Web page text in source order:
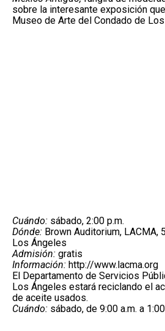
sobre la interesante exposición
Museo de Arte del Condado de
Cuándo: sábado, 2:00 p.m.
Dónde: Brown Auditorium, LACMA,
Los Ángeles
Admisión: gratis
Información: http://www.lacma.org
El Departamento de Servicios
Los Ángeles estará reciclando el
de aceite usados.
Cuándo: sábado, de 9:00 a.m. a